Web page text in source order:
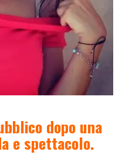
dopo una
e spettacolo.